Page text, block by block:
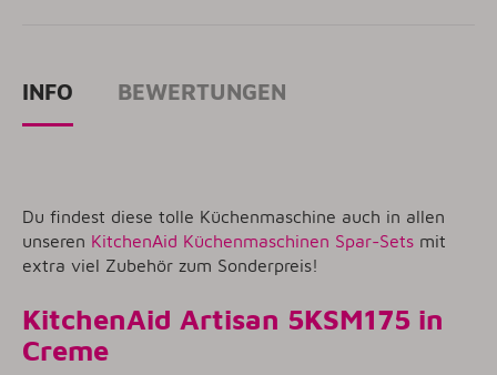
INFO BEWERTUNGEN
Du findest diese tolle Küchenmaschine auch in allen
unseren KitchenAid Küchenmaschinen Spar-Sets mit
extra viel Zubehör zum Sonderpreis!
KitchenAid Artisan 5KSM175 in
Creme